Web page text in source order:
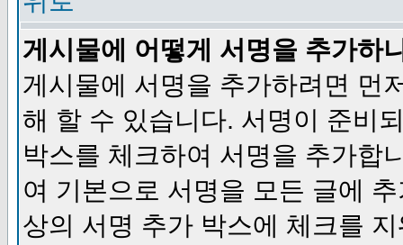
게시물에 어떻게 서명을 추가하
게시물에 서명을 추가하려면 먼
해 할 수 있습니다. 서명이 준비
박스를 체크하여 서명을 추가합
여 기본으로 서명을 모든 글에
상의 서명 추가 박스에 체크를